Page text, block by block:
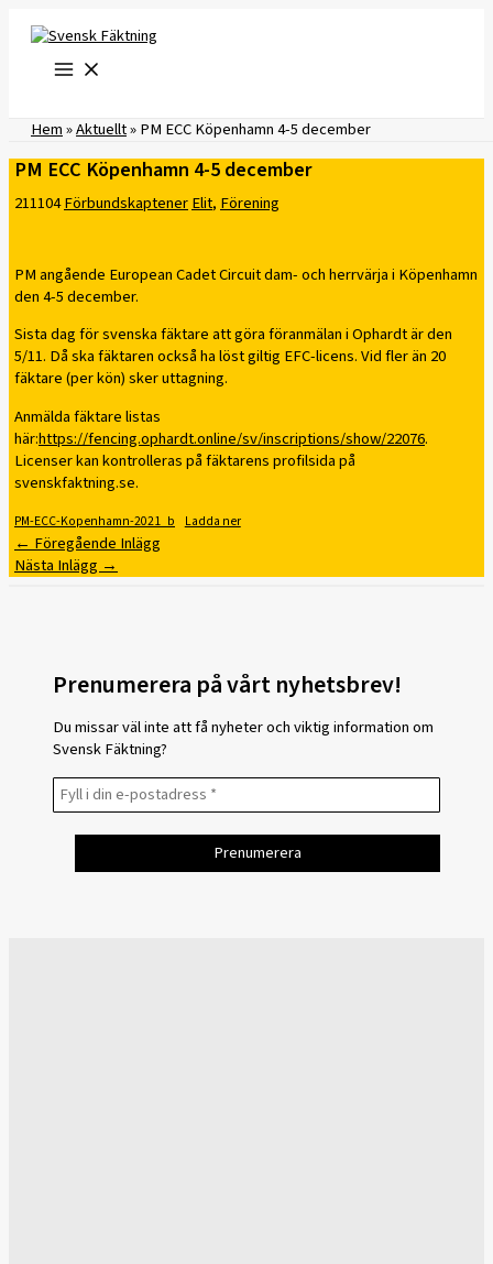
innehåll
Hem»Aktuellt»PM ECC Köpenhamn 4-5 december
PM ECC Köpenhamn 4-5 december
211104FörbundskaptenerElit,Förening
PM angående European Cadet Circuit dam- och herrvärja i Köpenhamn
den 4-5 december.
Sista dag för svenska fäktare att göra föranmälan i Ophardt är den
5/11. Då ska fäktaren också ha löst giltig EFC-licens. Vid fler än 20
fäktare (per kön) sker uttagning.
Anmälda fäktare listas
här:https://fencing.ophardt.online/sv/inscriptions/show/22076.
Licenser kan kontrolleras på fäktarens profilsida på
svenskfaktning.se.
PM-ECC-Kopenhamn-2021_b Ladda ner
← Föregående Inlägg
Nästa Inlägg →
Prenumerera på vårt nyhetsbrev!
Du missar väl inte att få nyheter och viktig information om
Svensk Fäktning?